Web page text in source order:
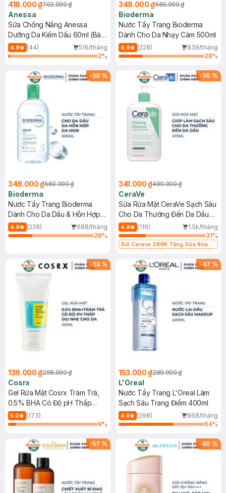
418.000 ₫702.000 ₫
Anessa
Sữa Chống Nắng Anessa
Dưỡng Da Kiềm Dầu 60ml (Bản
Mới)
4.9 (44)
516/tháng
2%
348.000 ₫560.000 ₫
Bioderma
Nước Tẩy Trang Bioderma
Dành Cho Da Nhạy Cảm 500ml
4.9 (228)
839/tháng
28%
-38 %
348.000 ₫560.000 ₫
Bioderma
Nước Tẩy Trang Bioderma
Dành Cho Da Dầu & Hỗn Hợp
500ml
4.9 (228)
688/tháng
28%
-30 %
341.000 ₫490.000 ₫
CeraVe
Sữa Rửa Mặt CeraVe Sạch Sâu
Cho Da Thường Đến Da Dầu
473ml
4.9 (116)
1.5k/tháng
31%
Bill Cerave 299K Tặng Sữa Rửa
-53 %
139.000 ₫298.000 ₫
Cosrx
Gel Rửa Mặt Cosrx Tràm Trà,
0.5% BHA Có Độ pH Thấp
150ml
5.0
(173)
9%
-47 %
153.000 ₫289.000 ₫
L'Oreal
Nước Tẩy Trang L'Oreal Làm
Sạch Sâu Trang Điểm 400ml
4.8 (298)
868/tháng
64%
-57 % -40 %